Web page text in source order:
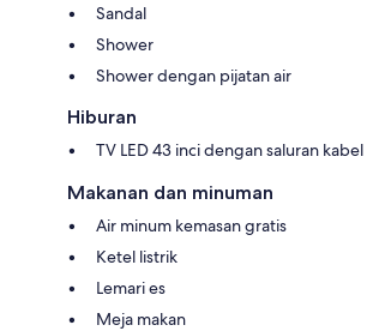
Sandal
Shower
Shower dengan pijatan air
Hiburan
TV LED 43 inci dengan saluran kabel
Makanan dan minuman
Air minum kemasan gratis
Ketel listrik
Lemari es
Meja makan